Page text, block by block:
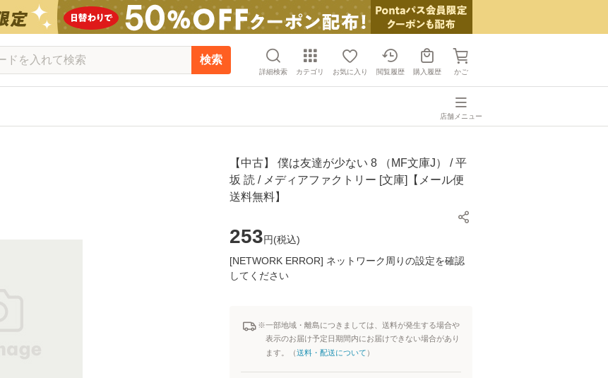
検索
詳細検索 カテゴリ お気に入り 閲覧履歴 購入履歴 かご
店舗メニュー
【中古】 僕は友達が少ない 8 （MF文庫J） / 平
坂 読 / メディアファクトリー [文庫]【メール便
送料無料】
253円(税込)
[NETWORK ERROR] ネットワーク周りの設定を確認
してください
※一部地域・離島につきましては、送料が発生する場合や
表示のお届け予定日期間内にお届けできない場合があり
ます。（送料・配送について ）